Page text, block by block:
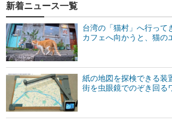
新着ニュース一覧
台湾の「猫村」へ行って
カフェへ向かうと、猫の
紙の地図を探検できる装
街を虫眼鏡でのぞき回る